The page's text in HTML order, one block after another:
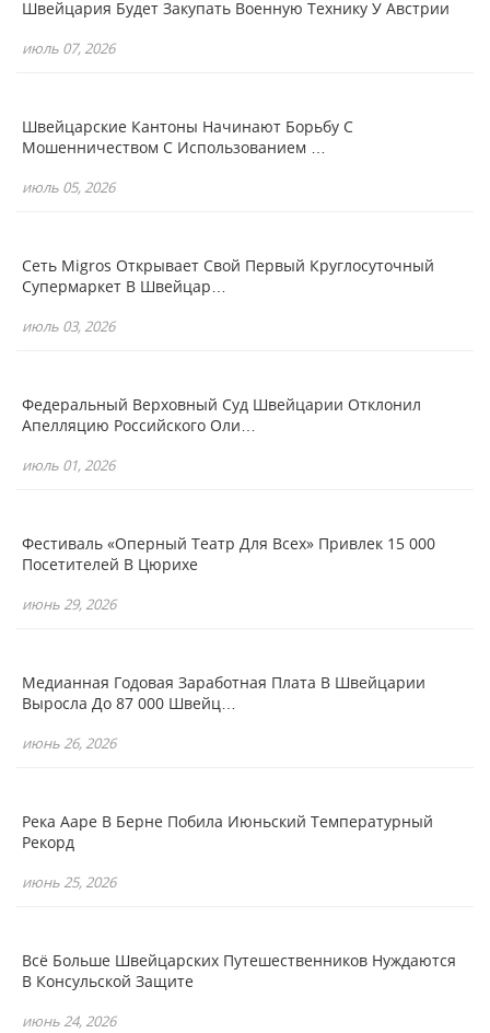
Швейцария Будет Закупать Военную Технику У Австрии
июль 07, 2026
Швейцарские Кантоны Начинают Борьбу С
Мошенничеством С Использованием …
июль 05, 2026
Сеть Migros Открывает Свой Первый Круглосуточный
Супермаркет В Швейцар…
июль 03, 2026
Федеральный Верховный Суд Швейцарии Отклонил
Апелляцию Российского Оли…
июль 01, 2026
Фестиваль «Оперный Театр Для Всех» Привлек 15 000
Посетителей В Цюрихе
июнь 29, 2026
Медианная Годовая Заработная Плата В Швейцарии
Выросла До 87 000 Швейц…
июнь 26, 2026
Река Ааре В Берне Побила Июньский Температурный
Рекорд
июнь 25, 2026
Всё Больше Швейцарских Путешественников Нуждаются
В Консульской Защите
июнь 24, 2026